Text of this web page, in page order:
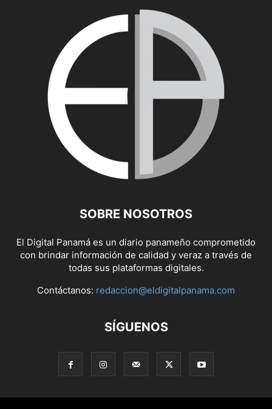
SOBRE NOSOTROS
El Digital Panamá es un diario panameño comprometido
con brindar información de calidad y veraz a través de
todas sus plataformas digitales.
Contáctanos: redaccion@eldigitalpanama.com
SÍGUENOS